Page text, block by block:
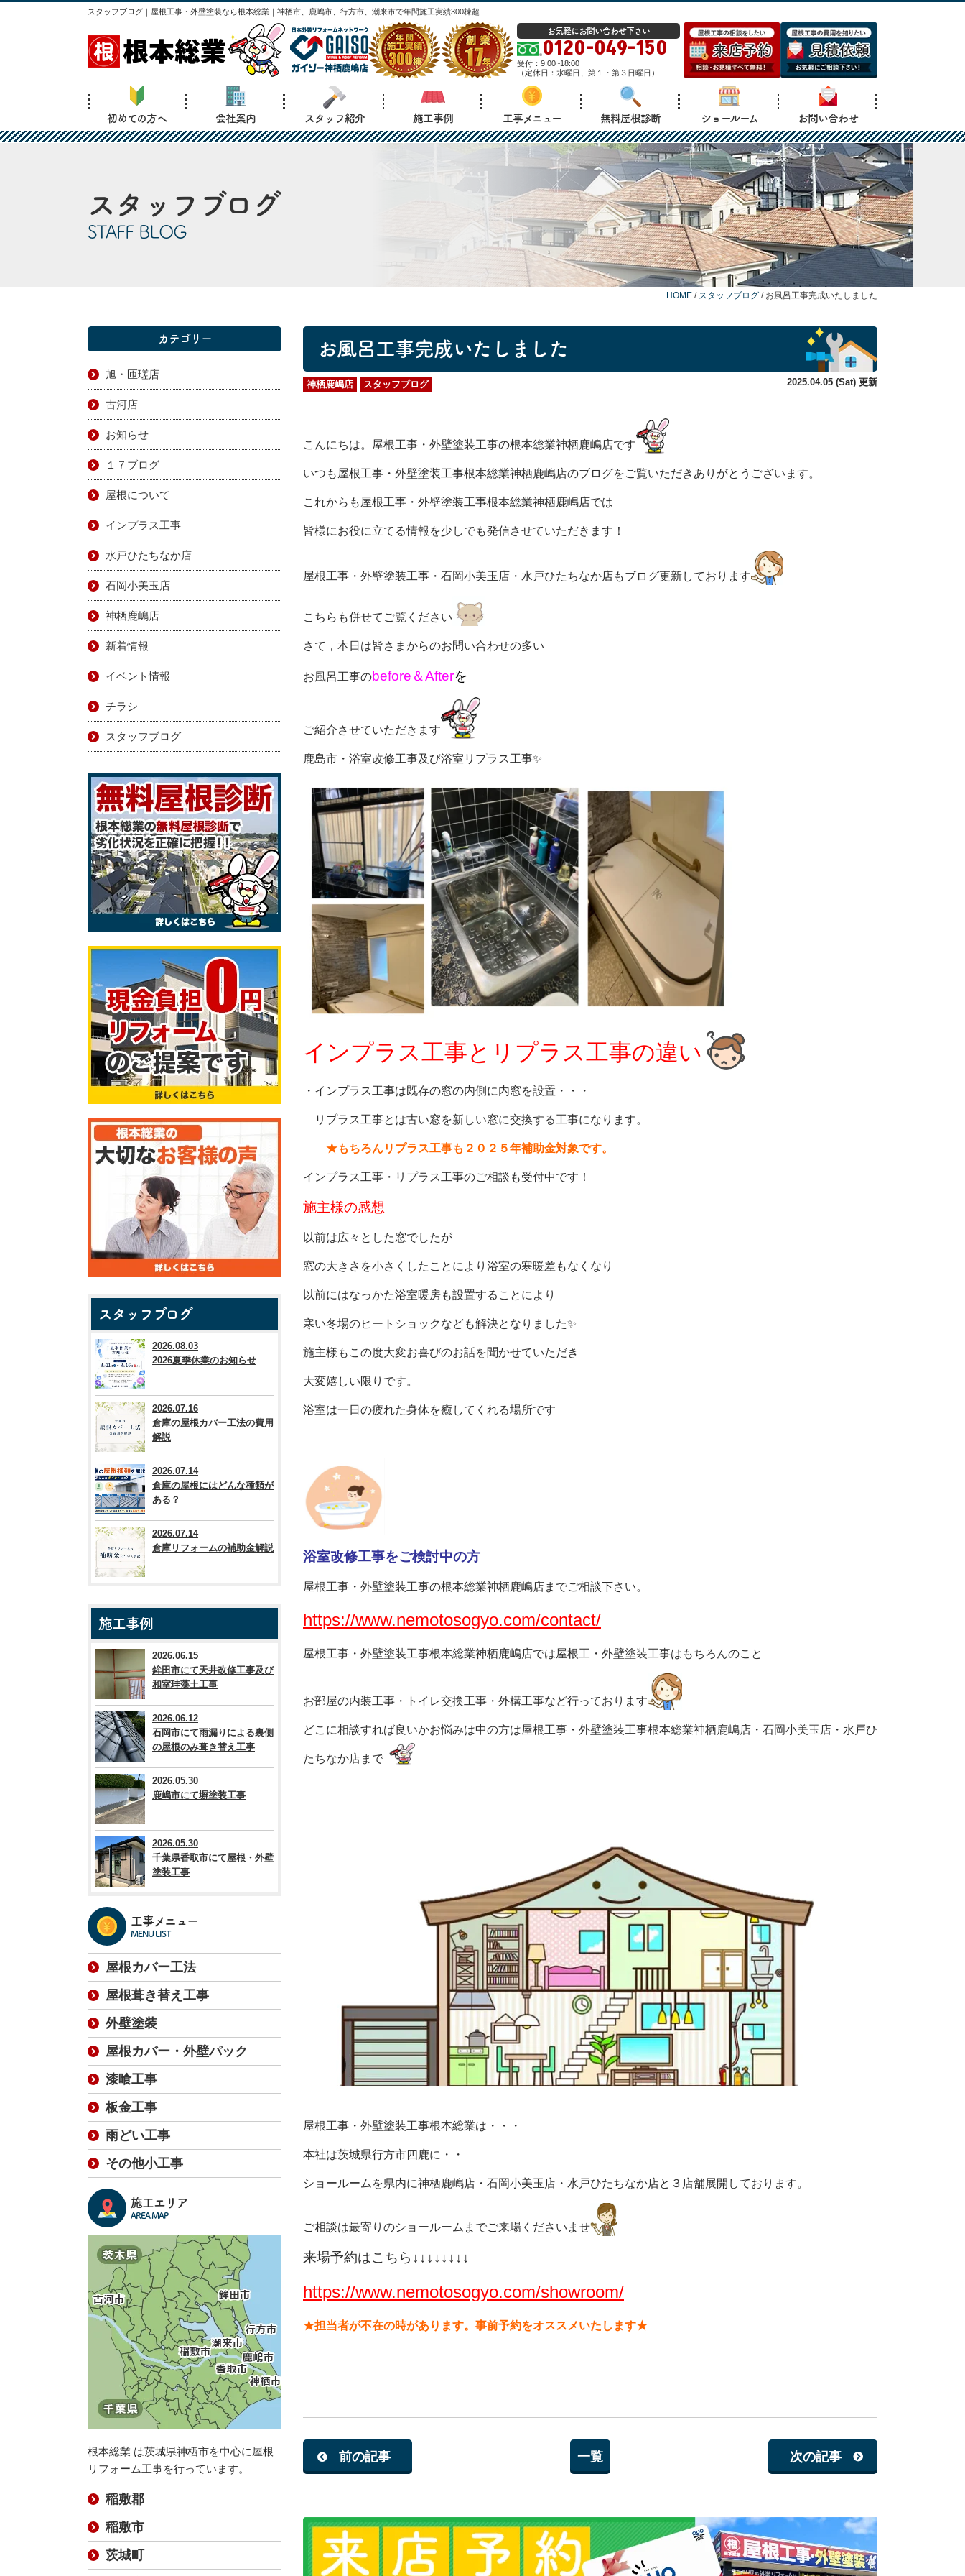
スタッフブログ｜屋根工事・外壁塗装なら根本総業｜神栖市、鹿嶋市、行方市、潮来市で年間施工実績300棟超
お気軽にお問い合わせ下さい
0120-049-150
受付： 9:00~18:00
（ 定休日： 水曜日、第１・第３日曜日）
初めての方へ 会社案内 スタッフ紹介 施工事例 工事メニュー 無料屋根診断 ショールーム お問い合わせ
スタッフブログ
STAFF BLOG
HOME / スタッフブログ / お風呂工事完成いたしました
お風呂工事完成いたしました
神栖鹿嶋店 スタッフブログ 2025.04.05 (Sat) 更新
こんにちは。屋根工事・外壁塗装工事の根本総業神栖鹿嶋店です
いつも屋根工事・外壁塗装工事根本総業神栖鹿嶋店のブログをご覧いただきありがとうございます。
これからも屋根工事・外壁塗装工事根本総業神栖鹿嶋店では
皆様にお役に立てる情報を少しでも発信させていただきます！
屋根工事・外壁塗装工事・石岡小美玉店・水戸ひたちなか店もブログ更新しております
こちらも併せてご覧ください
さて，本日は皆さまからのお問い合わせの多い
お風呂工事のbefore＆Afterを
ご紹介させていただきます
鹿島市・浴室改修工事及び浴室リプラス工事✨
インプラス工事とリプラス工事の違い
・インプラス工事は既存の窓の内側に内窓を設置・・・
リプラス工事とは古い窓を新しい窓に交換する工事になります。
★もちろんリプラス工事も２０２５年補助金対象です。
インプラス工事・リプラス工事のご相談も受付中です！
施主様の感想
以前は広々とした窓でしたが
窓の大きさを小さくしたことにより浴室の寒暖差もなくなり
以前にはなっかた浴室暖房も設置することにより
寒い冬場のヒートショックなども解決となりました✨
施主様もこの度大変お喜びのお話を聞かせていただき
大変嬉しい限りです。
浴室は一日の疲れた身体を癒してくれる場所です
浴室改修工事をご検討中の方
屋根工事・外壁塗装工事の根本総業神栖鹿嶋店までご相談下さい。
https://www.nemotosogyo.com/contact/
屋根工事・外壁塗装工事根本総業神栖鹿嶋店では屋根工・外壁塗装工事はもちろんのこと
お部屋の内装工事・トイレ交換工事・外構工事など行っております
どこに相談すれば良いかお悩みは中の方は屋根工事・外壁塗装工事根本総業神栖鹿嶋店・石岡小美玉店・水戸ひ
たちなか店まで
屋根工事・外壁塗装工事根本総業は・・・
本社は茨城県行方市四鹿に・・
ショールームを県内に神栖鹿嶋店・石岡小美玉店・水戸ひたちなか店と３店舗展開しております。
ご相談は最寄りのショールームまでご来場くださいませ
来場予約はこちら↓↓↓↓↓↓↓↓
https://www.nemotosogyo.com/showroom/
★担当者が不在の時があります。事前予約をオススメいたします★
前の記事 一覧 次の記事
カテゴリー
旭・匝瑳店
古河店
お知らせ
１７ブログ
屋根について
インプラス工事
水戸ひたちなか店
石岡小美玉店
神栖鹿嶋店
新着情報
イベント情報
チラシ
スタッフブログ
スタッフブログ
2026.08.03
2026夏季休業のお知らせ
2026.07.16
倉庫の屋根カバー工法の費用
解説
2026.07.14
倉庫の屋根にはどんな種類が
ある？
2026.07.14
倉庫リフォームの補助金解説
施工事例
2026.06.15
鉾田市にて天井改修工事及び
和室珪藻土工事
2026.06.12
石岡市にて雨漏りによる裏側
の屋根のみ葺き替え工事
2026.05.30
鹿嶋市にて塀塗装工事
2026.05.30
千葉県香取市にて屋根・外壁
塗装工事
工事メニュー
MENU LIST
屋根カバー工法
屋根葺き替え工事
外壁塗装
屋根カバー・外壁パック
漆喰工事
板金工事
雨どい工事
その他小工事
施工エリア
AREA MAP
根本総業 は茨城県神栖市を中心に屋根
リフォーム工事を行っています。
稲敷郡
稲敷市
茨城町